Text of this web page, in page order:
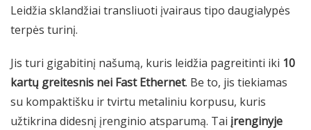
Leidžia sklandžiai transliuoti įvairaus tipo daugialypės
terpės turinį.
Jis turi gigabitinį našumą, kuris leidžia pagreitinti iki 10
kartų greitesnis nei Fast Ethernet. Be to, jis tiekiamas
su kompaktišku ir tvirtu metaliniu korpusu, kuris
užtikrina didesnį įrenginio atsparumą. Tai įrenginyje